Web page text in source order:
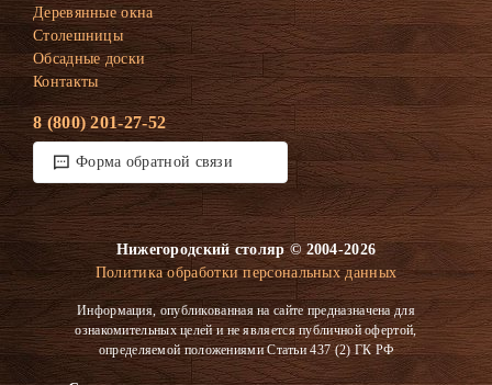
Деревянные окна
Столешницы
Обсадные доски
Контакты
8 (800) 201-27-52
Форма обратной связи
Нижегородский столяр © 2004-2026
Политика обработки персональных данных
Информация, опубликованная на сайте предназначена для
ознакомительных целей и не является публичной офертой,
определяемой положениями Статьи 437 (2) ГК РФ